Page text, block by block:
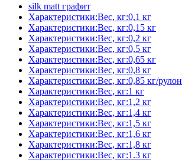
silk matt графит
Характеристики:Вес, кг:0,1 кг
Характеристики:Вес, кг:0,15 кг
Характеристики:Вес, кг:0,2 кг
Характеристики:Вес, кг:0,5 кг
Характеристики:Вес, кг:0,65 кг
Характеристики:Вес, кг:0,8 кг
Характеристики:Вес, кг:0,85 кг/рулон
Характеристики:Вес, кг:1 кг
Характеристики:Вес, кг:1,2 кг
Характеристики:Вес, кг:1,4 кг
Характеристики:Вес, кг:1,5 кг
Характеристики:Вес, кг:1,6 кг
Характеристики:Вес, кг:1,8 кг
Характеристики:Вес, кг:1.3 кг